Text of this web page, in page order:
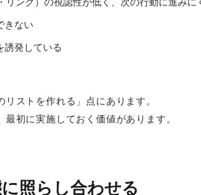
きない
誘発している
ストを作れる」点にあります。
初に実施しておく価値があります。
照らし合わせる